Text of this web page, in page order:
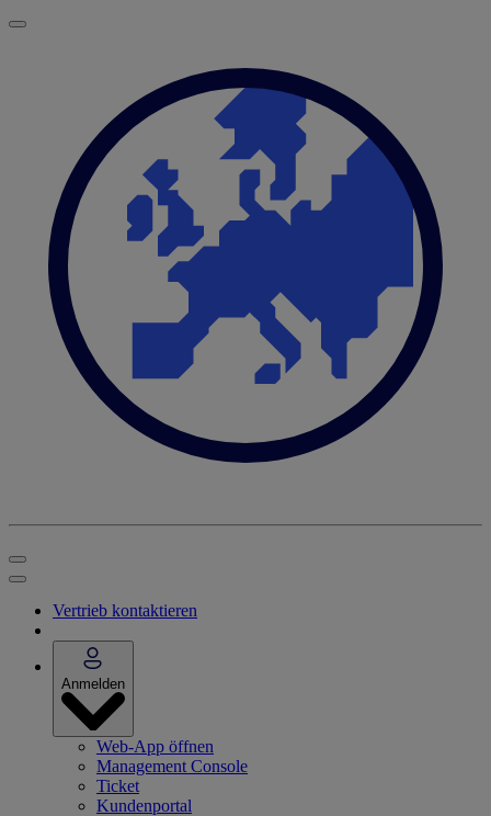
Vertrieb kontaktieren
Anmelden
Web-App öffnen
Management Console
Ticket
Kundenportal